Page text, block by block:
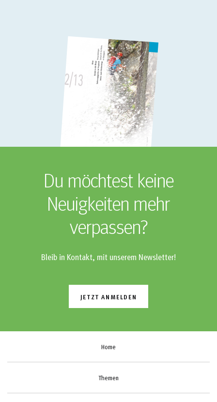
Du möchtest keine
Neuigkeiten mehr
verpassen?
Bleib in Kontakt, mit unserem Newsletter!
JETZT ANMELDEN
Home
Themen